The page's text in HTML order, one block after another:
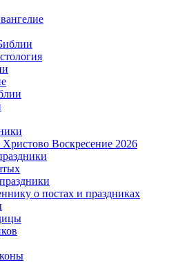
Воскресение 2026
о постах и праздниках